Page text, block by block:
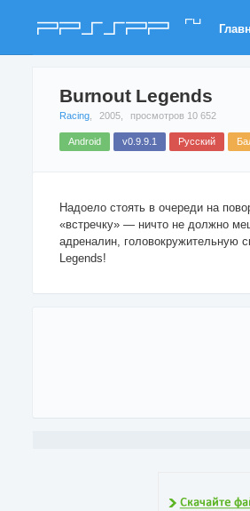
PPSSPP ru
Burnout Legends
Racing 2005, просмотров 10 652
Android v0.9.9.1 Русский
Надоело стоять в очереди на
«встречку» — ничто не должно
адреналин, головокружительную
Legends!